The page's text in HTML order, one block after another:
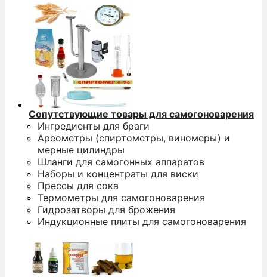
Сопутствующие товары для самогоноварения
Ингредиенты для браги
Ареометры (спиртометры, виномеры) и
мерные цилиндры
Шланги для самогонных аппаратов
Наборы и концентраты для виски
Прессы для сока
Термометры для самогоноварения
Гидрозатворы для брожения
Индукционные плиты для самогоноварения